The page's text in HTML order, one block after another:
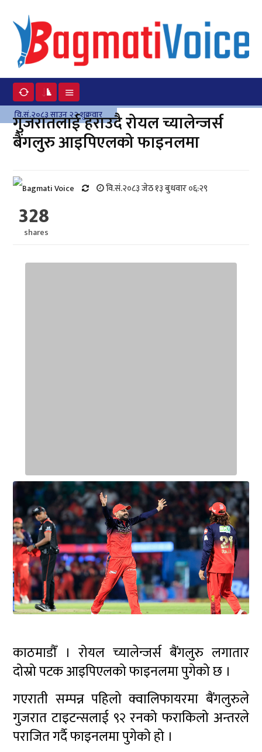
वि.सं.२०८३ साउन २२ शुक्रवार
गुजरातलाई हराउदै रोयल च्यालेन्जर्स
बैंगलुरु आइपिएलको फाइनलमा
वि.सं.२०८३ जेठ १३ बुधवार ०६:२९
328
shares
काठमाडौँ । रोयल च्यालेन्जर्स बैंगलुरु लगातार
दोस्रो पटक आइपिएलको फाइनलमा पुगेको छ ।
गएराती सम्पन्न पहिलो क्वालिफायरमा बैंगलुरुले
गुजरात टाइटन्सलाई ९२ रनको फराकिलो अन्तरले
पराजित गर्दै फाइनलमा पुगेको हो ।